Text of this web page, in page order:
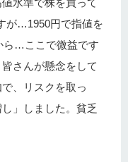
水準で株を買って
が…1950円で指値を
ら…ここで微益です
さんが懸念をして
、リスクを取っ
」しました。貧乏